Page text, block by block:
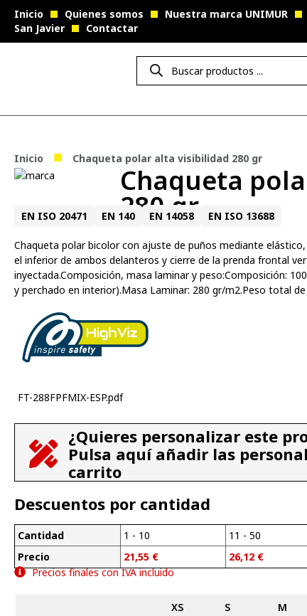
Inicio Quienes somos Nuestra marca UNIMUR
San Javier
Contactar
Inicio ■ Chaqueta polar alta visibilidad 280 gr
Chaqueta
280 gr
EN ISO 20471 EN 140 EN 14058 EN ISO 13688
Chaqueta polar bicolor con ajuste de puños mediante
el inferior de ambos delanteros y cierre de la prenda frontal
inyectada.Composición, masa laminar y peso:Composición:
y perchado en interior).Masa Laminar: 280 gr/m2.Peso total
FT-288FPFMIX-ESP.pdf
¿Quieres personalizar este
Pulsa aquí añadir las
carrito
Descuentos por cantidad
Cantidad
Precio
1 - 10
21,55 €
11 - 50
26,12 €
Precios finales con IVA incluido
XS S M